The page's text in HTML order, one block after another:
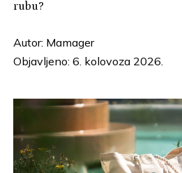
rubu?
Autor: Mamager
Objavljeno: 6. kolovoza 2026.